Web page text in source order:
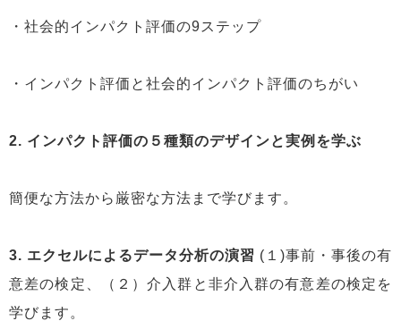
・社会的インパクト評価の9ステップ
・インパクト評価と社会的インパクト評価のちがい
2. インパクト評価の５種類のデザインと実例を学ぶ
簡便な方法から厳密な方法まで学びます。
3. エクセルによるデータ分析の演習 (１)事前・事後の有
意差の検定、（２）介入群と非介入群の有意差の検定を
学びます。